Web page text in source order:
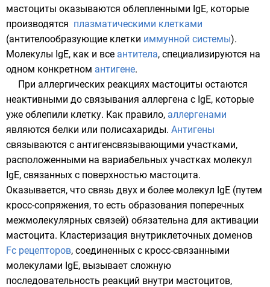
мастоциты оказываются облепленными IgЕ, которые
производятся плазматическими клетками
(антителообразующие клетки иммунной системы).
Молекулы IgE, как и все антитела, специализируются на
одном конкретном антигене.
При аллергических реакциях мастоциты остаются
неактивными до связывания аллергена с IgE, которые
уже облепили клетку. Как правило, аллергенами
являются белки или полисахариды. Антигены
связываются с антигенсвязывающими участками,
расположенными на вариабельных участках молекул
IgE, связанных с поверхностью мастоцита.
Оказывается, что связь двух и более молекул IgE (путем
кросс-сопряжения, то есть образования поперечных
межмолекулярных связей) обязательна для активации
мастоцита. Кластеризация внутриклеточных доменов
Fc рецепторов, соединенных с кросс-связанными
молекулами IgE, вызывает сложную
последовательность реакций внутри мастоцитов,